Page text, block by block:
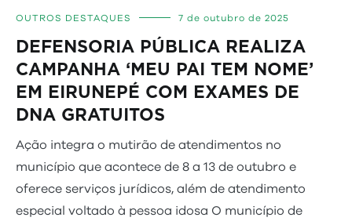
OUTROS DESTAQUES 7 de outubro de 2025
DEFENSORIA PÚBLICA REALIZA
CAMPANHA ‘MEU PAI TEM NOME’
EM EIRUNEPÉ COM EXAMES DE
DNA GRATUITOS
Ação integra o mutirão de atendimentos no
município que acontece de 8 a 13 de outubro e
oferece serviços jurídicos, além de atendimento
especial voltado à pessoa idosa O município de